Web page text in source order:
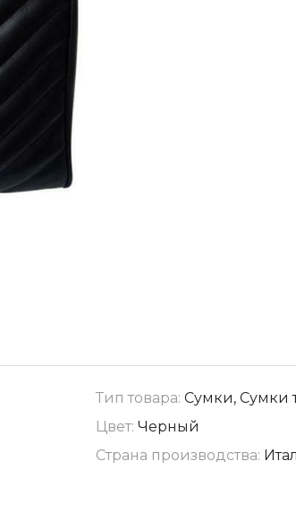
Тип товара: Сумки, Сумки
Цвет: Черный
Страна производства: